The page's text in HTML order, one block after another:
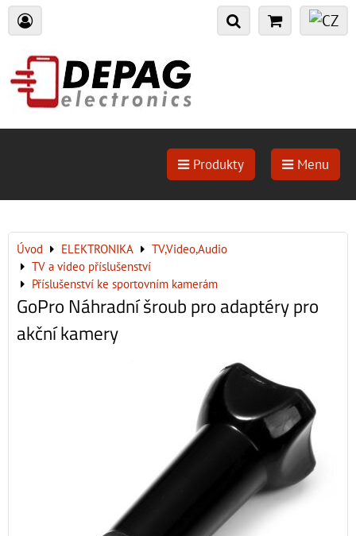
Produkty Menu
Úvod ELEKTRONIKA
TV,Video,Audio
TV a video příslušenství
Příslušenství ke sportovním kamerám
GoPro Náhradní šroub pro adaptéry pro
akční kamery